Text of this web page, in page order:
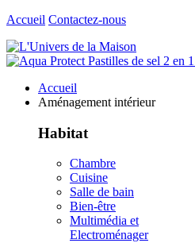
Accueil Contactez-nous
Accueil
Aménagement intérieur
Habitat
Chambre
Cuisine
Salle de bain
Bien-être
Multimédia et
Electroménager